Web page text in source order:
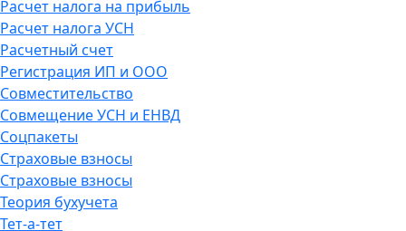
Расчет налога на прибыль
Расчет налога УСН
Расчетный счет
Регистрация ИП и ООО
Совместительство
Совмещение УСН и ЕНВД
Соцпакеты
Страховые взносы
Страховые взносы
Теория бухучета
Тет-а-тет